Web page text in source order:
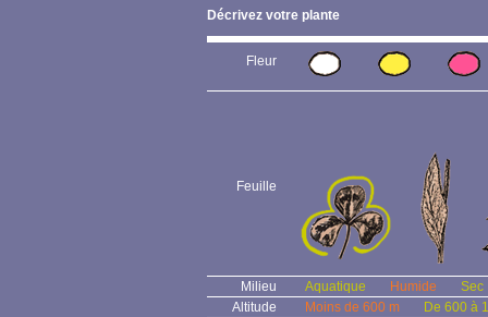
Décrivez votre plante
Fleur
Feuille
Milieu Aquatique Humide
Sec
Altitude
Moins de 600 m
De 600 à